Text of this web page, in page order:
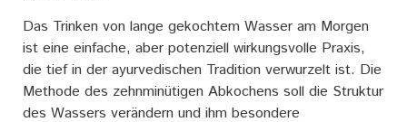
Das Trinken von lange gekochtem Wasser am Morgen
ist eine einfache, aber potenziell wirkungsvolle Praxis,
die tief in der ayurvedischen Tradition verwurzelt ist. Die
Methode des zehnminütigen Abkochens soll die Struktur
des Wassers verändern und ihm besondere